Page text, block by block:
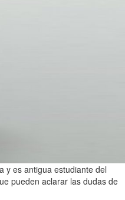
y es antigua estudiante del
pueden aclarar las dudas de